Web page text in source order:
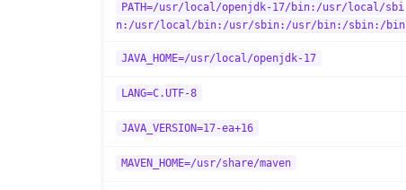
PATH=/usr/local/openjdk-17/bin:/usr/local/sbi
n:/usr/local/bin:/usr/sbin:/usr/bin:/sbin:/bin
JAVA_HOME=/usr/local/openjdk-17
LANG=C.UTF-8
JAVA_VERSION=17-ea+16
MAVEN_HOME=/usr/share/maven